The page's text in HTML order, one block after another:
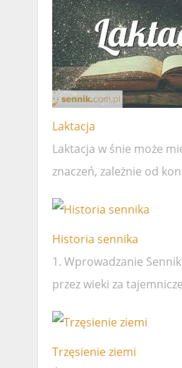
Laktacja
Laktacja w śnie może
znaczeń, zależnie od
Historia sennika
1. Wprowadzanie
przez wieki za
Trzęsienie ziemi